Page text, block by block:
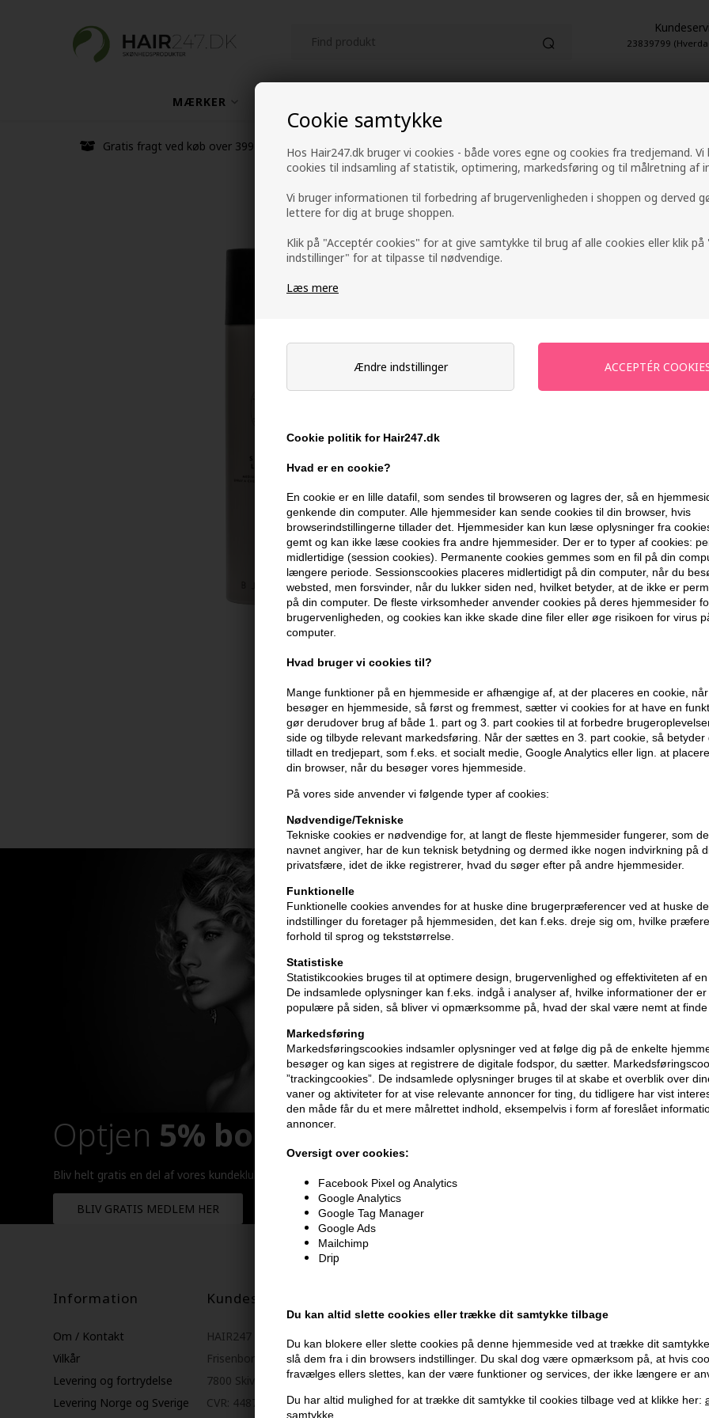
Cookie samtykke
Hos Hair247.dk bruger vi cookies - både vores egne og cookies fra tredjemand. Vi
cookies til indsamling af statistik, optimering, markedsføring og til målretning af
Vi bruger informationen til forbedring af brugervenligheden i shoppen og derved
lettere for dig at bruge shoppen.
Klik på "Acceptér cookies" for at give samtykke til brug af alle cookies eller klik
indstillinger" for at tilpasse til nødvendige.
Læs mere
Ændre indstillinger
Cookie politik for Hair247.dk
Hvad er en cookie?
En cookie er en lille datafil, som sendes til browseren og lagres der, så en
genkende din computer. Alle hjemmesider kan sende cookies til din browser, hvis
browserindstillingerne tillader det. Hjemmesider kan kun læse oplysninger fra
gemt og kan ikke læse cookies fra andre hjemmesider. Der er to typer af cookies:
midlertidige (session cookies). Permanente cookies gemmes som en fil på din
længere periode. Sessionscookies placeres midlertidigt på din computer, når du
websted, men forsvinder, når du lukker siden ned, hvilket betyder, at de ikke er
på din computer. De fleste virksomheder anvender cookies på deres hjemmesider
brugervenligheden, og cookies kan ikke skade dine filer eller øge risikoen for virus
computer.
Hvad bruger vi cookies til?
Mange funktioner på en hjemmeside er afhængige af, at der placeres en cookie,
besøger en hjemmeside, så først og fremmest, sætter vi cookies for at have en
gør derudover brug af både 1. part og 3. part cookies til at forbedre
side og tilbyde relevant markedsføring. Når der sættes en 3. part cookie, så betyder
tilladt en tredjepart, som f.eks. et socialt medie, Google Analytics eller lign. at
din browser, når du besøger vores hjemmeside.
På vores side anvender vi følgende typer af cookies:
Nødvendige/Tekniske
Tekniske cookies er nødvendige for, at langt de fleste hjemmesider fungerer, som
navnet angiver, har de kun teknisk betydning og dermed ikke nogen indvirkning på
privatsfære, idet de ikke registrerer, hvad du søger efter på andre hjemmesider.
Funktionelle
Funktionelle cookies anvendes for at huske dine brugerpræferencer ved at huske
indstillinger du foretager på hjemmesiden, det kan f.eks. dreje sig om, hvilke
forhold til sprog og tekststørrelse.
Statistiske
Statistikcookies bruges til at optimere design, brugervenlighed og effektiviteten af en
De indsamlede oplysninger kan f.eks. indgå i analyser af, hvilke informationer der
populære på siden, så bliver vi opmærksomme på, hvad der skal være nemt at finde
Markedsføring
Markedsføringscookies indsamler oplysninger ved at følge dig på de enkelte
besøger og kan siges at registrere de digitale fodspor, du sætter.
”trackingcookies”. De indsamlede oplysninger bruges til at skabe et overblik over
vaner og aktiviteter for at vise relevante annoncer for ting, du tidligere har vist
den måde får du et mere målrettet indhold, eksempelvis i form af foreslået
annoncer.
Oversigt over cookies:
Facebook Pixel og Analytics
Google Analytics
Google Tag Manager
Google Ads
Mailchimp
Drip
Du kan altid slette cookies eller trække dit samtykke tilbage
Du kan blokere eller slette cookies på denne hjemmeside ved at trække dit
slå dem fra i din browsers indstillinger. Du skal dog være opmærksom på, at hvis
fravælges ellers slettes, kan der være funktioner og services, der ikke længere er
Du har altid mulighed for at trække dit samtykke til cookies tilbage ved at klikke her:
samtykke
23839799
MÆRKER
Gratis fragt ved køb over 399 kr 1-2 hverdage leveringstid 4,9 fra +9600
Björk SPRAYA
399,10 DKK FRA GRATIS FRAGT
BESKRIVELSE ANMELDELSER
Björk SPRAYA LAGOM Medium Hold
at gøre håret stift. Den holder frisuren
- Medium hold - Fleksibel finish - Ikke-
Anvendelse
- Spray jævnt over den færdige frisure
Optjen 5% bonuskroner
Bliv helt gratis en del af vores kundeklub og optjen rabatter når du handler
BLIV GRATIS MEDLEM HER
Information
Om / Kontakt
Vilkår
Levering og fortrydelse
Levering Norge og Sverige
Kundeservice
HAIR247
Frisenborgvej 6A
7800 Skive
CVR: 44874253
Tilmeld dig nyhedsbrev - du kan altid afmelde det igen.
Navn
E-mail
Vi
Og